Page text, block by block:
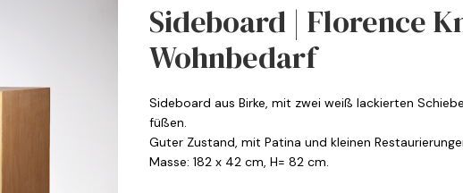
Sideboard | Florence
Wohnbedarf
Sideboard aus Birke, mit zwei weiß lackierten
füßen.
Guter Zustand, mit Patina und kleinen
Masse: 182 x 42 cm, H= 82 cm.